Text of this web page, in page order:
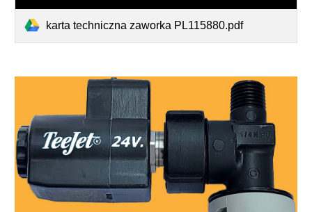
karta techniczna zaworka PL115880.pdf